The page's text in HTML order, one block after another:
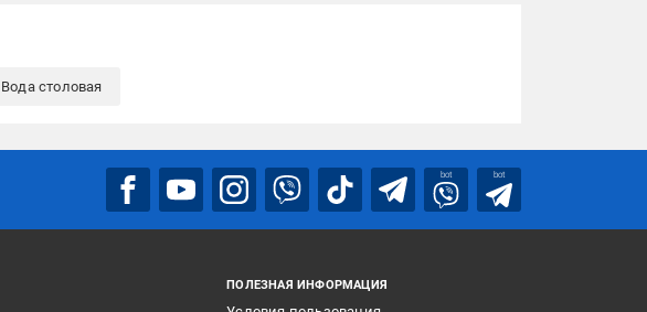
Вода столовая
bot bot
ПОЛЕЗНАЯ ИНФОРМАЦИЯ